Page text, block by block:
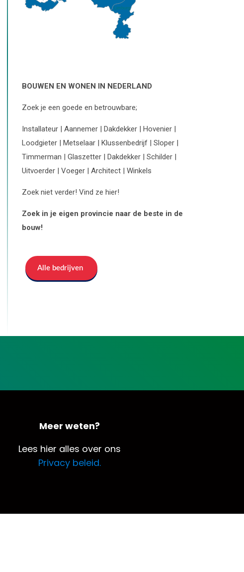
Limburg
BOUWEN EN WONEN IN NEDERLAND
Zoek je een goede en betrouwbare;
Installateur | Aannemer | Dakdekker | Hovenier |
Loodgieter | Metselaar | Klussenbedrijf | Sloper |
Timmerman | Glaszetter | Dakdekker | Schilder |
Uitvoerder | Voeger | Architect | Winkels
Zoek niet verder! Vind ze hier!
Zoek in je eigen provincie naar de beste in de
bouw!
Alle bedrijven
Meer weten?
Lees hier alles over ons
Privacy beleid.